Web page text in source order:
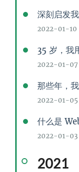
深刻启发
2022-01-10
35 岁，我
2022-01-07
那些年，
2022-01-05
什么是
2022-01-03
2021